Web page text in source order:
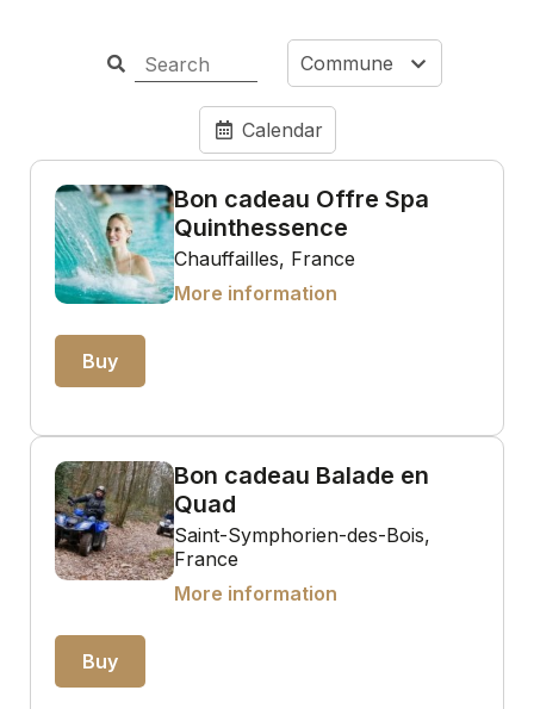
Commune
Calendar
Bon cadeau Offre Spa
Quinthessence
Chauffailles, France
More information
Buy
Bon cadeau Balade en
Quad
Saint-Symphorien-des-Bois,
France
More information
Buy